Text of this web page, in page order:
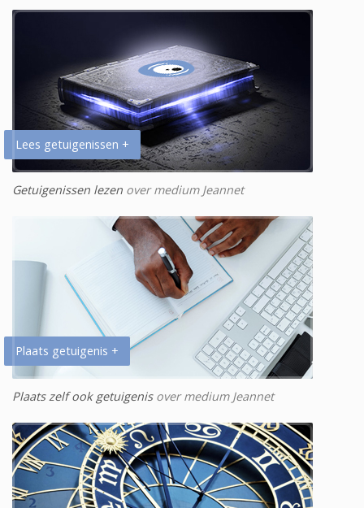
Lees getuigenissen +
Getuigenissen lezen over medium Jeannet
Plaats getuigenis +
Plaats zelf ook getuigenisover medium Jeannet